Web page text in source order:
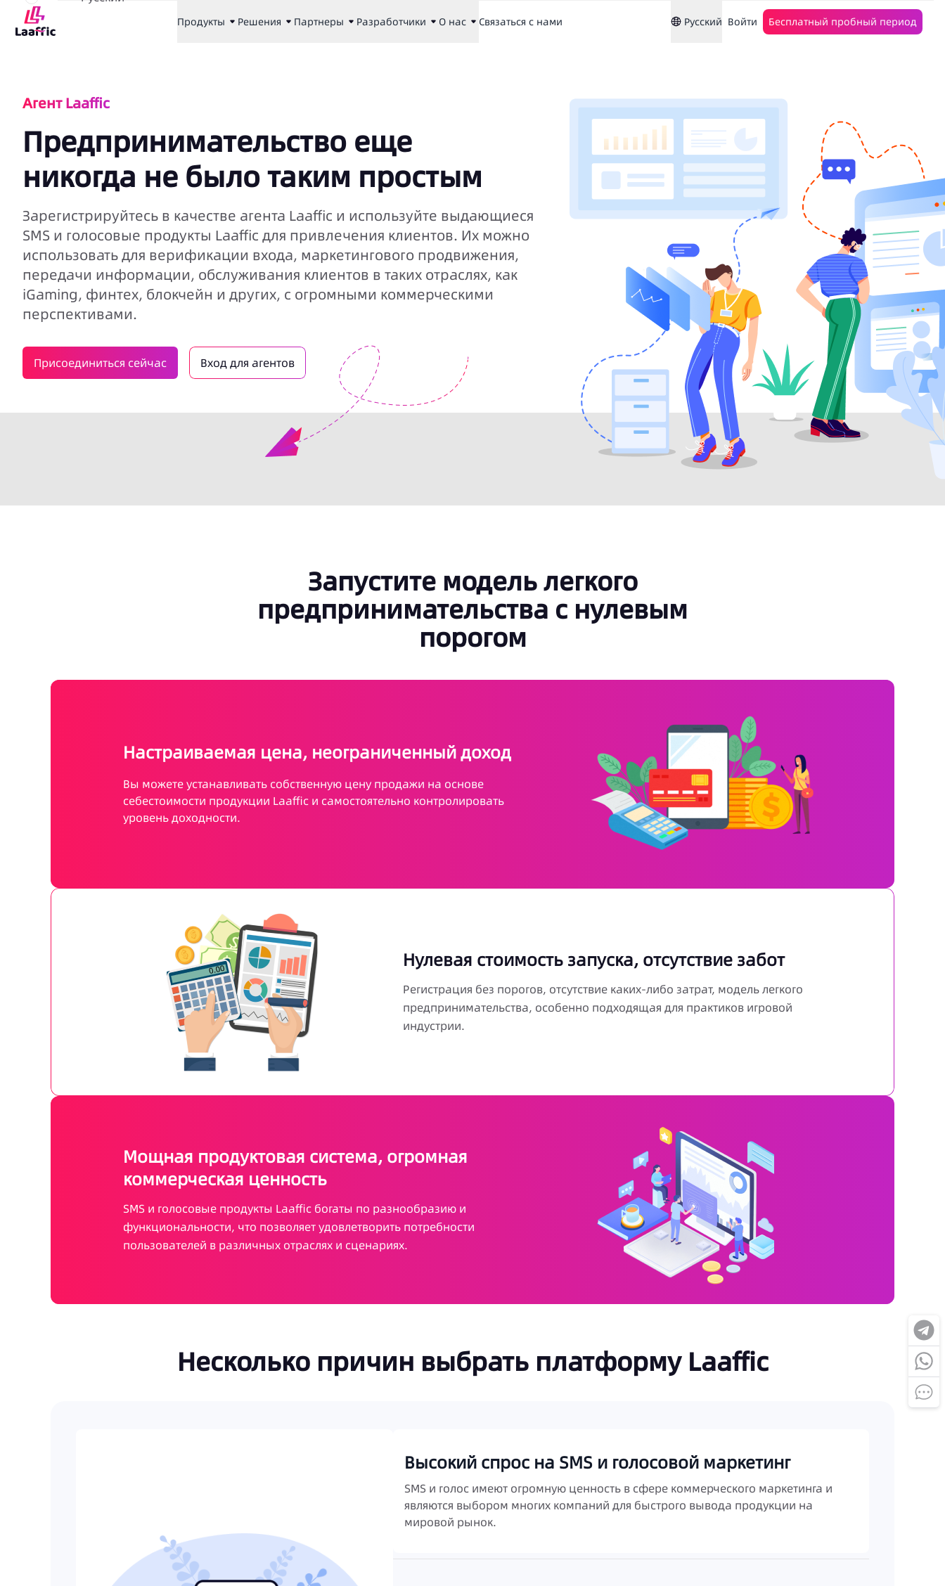
Продукты Решения Партнеры Разработчики О нас Связаться с нами Русский Войти Бесплатный пробный период
Агент Laaffic
Предпринимательство еще
никогда не было таким простым
Зарегистрируйтесь в качестве агента Laaffic и используйте выдающиеся
SMS и голосовые продукты Laaffic для привлечения клиентов. Их можно
использовать для верификации входа, маркетингового продвижения,
передачи информации, обслуживания клиентов в таких отраслях, как
iGaming, финтех, блокчейн и других, с огромными коммерческими
перспективами.
Присоединиться сейчас Вход для агентов
Запустите модель легкого
предпринимательства с нулевым
порогом
Настраиваемая цена, неограниченный доход
Вы можете устанавливать собственную цену продажи на основе
себестоимости продукции Laaffic и самостоятельно контролировать
уровень доходности.
Нулевая стоимость запуска, отсутствие забот
Регистрация без порогов, отсутствие каких-либо затрат, модель легкого
предпринимательства, особенно подходящая для практиков игровой
индустрии.
Мощная продуктовая система, огромная
коммерческая ценность
SMS и голосовые продукты Laaffic богаты по разнообразию и
функциональности, что позволяет удовлетворить потребности
пользователей в различных отраслях и сценариях.
Несколько причин выбрать платформу Laaffic
Высокий спрос на SMS и голосовой маркетинг
SMS и голос имеют огромную ценность в сфере коммерческого маркетинга и
являются выбором многих компаний для быстрого вывода продукции на
мировой рынок.